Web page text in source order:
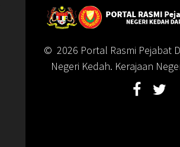
© 2026 Portal Rasmi Pejabat
Negeri Kedah. Kerajaan